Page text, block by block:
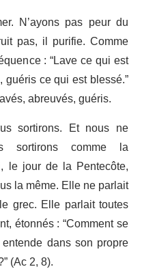
N’ayons pas peur du
pas, il purifie. Comme
: “Lave ce qui est
ce qui est blessé.”
abreuvés, guéris.
sortirons. Et nous ne
sortirons comme la
le jour de la Pentecôte,
la même. Elle ne parlait
grec. Elle parlait toutes
étonnés : “Comment se
dans son propre
(Ac 2, 8).